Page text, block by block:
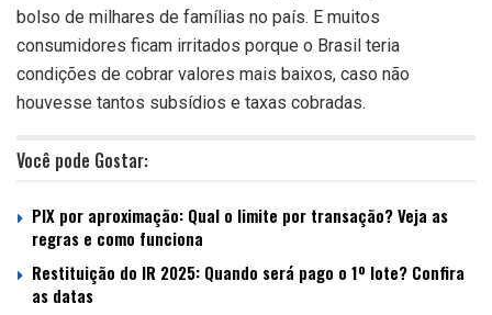
bolso de milhares de famílias no país. E muitos
consumidores ficam irritados porque o Brasil teria
condições de cobrar valores mais baixos, caso não
houvesse tantos subsídios e taxas cobradas.
Você pode Gostar:
PIX por aproximação: Qual o limite por transação? Veja as
regras e como funciona
Restituição do IR 2025: Quando será pago o 1º lote? Confira
as datas